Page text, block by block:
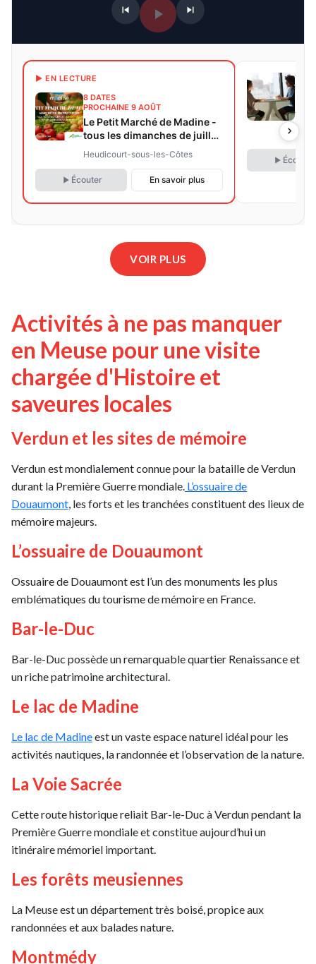
▶ EN LECTURE
8 DATES
PROCHAINE 9 AOÛT
Le Petit Marché de Madine -
tous les dimanches de juillet
et août 2026
Heudicourt-sous-les-Côtes
Écouter En savoir plus
7
les
Écouter
VOIR PLUS
Activités à ne pas manquer
en Meuse pour une visite
chargée d'Histoire et
saveures locales
Verdun et les sites de mémoire
Verdun est mondialement connue pour la bataille de Verdun
durant la Première Guerre mondiale. L’ossuaire de
Douaumont , les forts et les tranchées constituent des lieux de
mémoire majeurs.
L’ossuaire de Douaumont
Ossuaire de Douaumont est l’un des monuments les plus
emblématiques du tourisme de mémoire en France.
Bar-le-Duc
Bar-le-Duc possède un remarquable quartier Renaissance et
un riche patrimoine architectural.
Le lac de Madine
Le lac de Madineest un vaste espace naturel idéal pour les
activités nautiques, la randonnée et l’observation de la nature.
La Voie Sacrée
Cette route historique reliait Bar-le-Duc à Verdun pendant la
Première Guerre mondiale et constitue aujourd’hui un
itinéraire mémoriel important.
Les forêts meusiennes
La Meuse est un département très boisé, propice aux
randonnées et aux balades nature.
Montmédy